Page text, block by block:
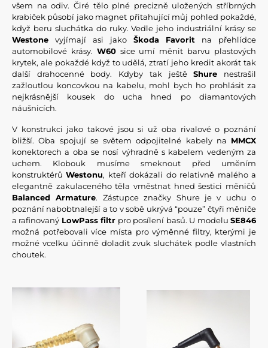
všem na odiv. Čiré tělo plné precizně uložených stříbrných
krabiček působí jako magnet přitahující můj pohled pokaždé,
když beru sluchátka do ruky. Vedle jeho industriální krásy se
Westone vyjímají asi jako Škoda Favorit na přehlídce
automobilové krásy. W60sice umí měnit barvu plastových
krytek, ale pokaždé když to udělá, ztratí jeho kredit akorát tak
další drahocenné body. Kdyby tak ještěShure nestrašil
zažloutlou koncovkou na kabelu, mohl bych ho prohlásit za
nejkrásnější kousek do ucha hned po diamantových
náušnicích.
V konstrukci jako takové jsou si už oba rivalové o poznání
bližší. Oba spojují se světem odpojitelné kabely na MMCX
konektorech a oba se nosí výhradně s kabelem vedeným za
uchem. Klobouk musíme smeknout před uměním
konstruktérůWestonu, kteří dokázali do relativně malého a
elegantně zakulaceného těla vměstnat hned šestici měničů
Balanced Armature. Zástupce značky Shure je v uchu o
poznání nabobtnalejší a to v sobě ukrývá “pouze” čtyři měniče
a rafinovaný LowPass filtr pro posílení basů. U modeluSE846
možná potřebovali více místa pro výměnné filtry, kterými je
možné vcelku účinně doladit zvuk sluchátek podle vlastních
choutek.